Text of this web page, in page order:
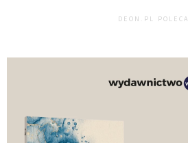
DEON.PL POLECA